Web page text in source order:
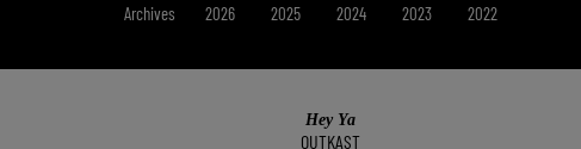
Hey Ya
OUTKAST
Archives 2026 2025 2024 2023 2022